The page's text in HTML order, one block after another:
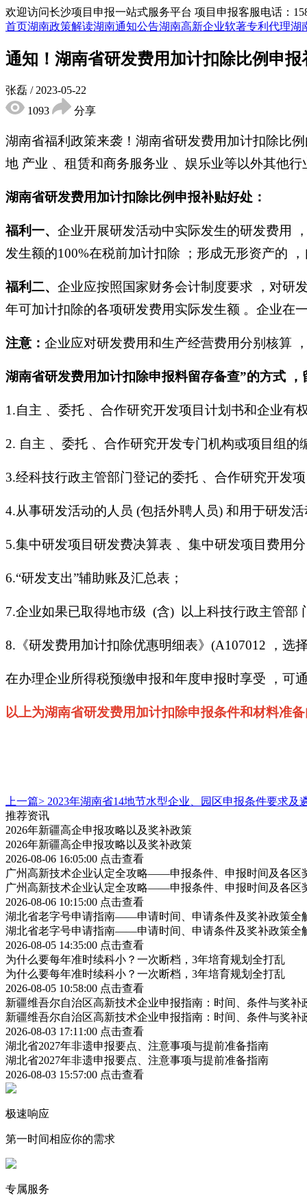
欢迎访问长沙项目申报一站式服务平台 项目申报客服电话：
首页湖南政策解读湖南通知公告湖南高新企业软著专利代理湖
通知！湖南省研发费用加计扣除比例申报
张磊 / 2023-05-22
1093
分享
湖南省福利政策来袭！湖南省研发费用加计扣除比
地 产业 、租赁和商务服务业 、娱乐业等以外其他
湖南省研发费用加计扣除比例申报补贴好处：
福利一、 企业开展研发活动中实际发生的研发费用
发生额的100%在税前加计扣除 ；形成无形资产的
福利二、 企业应按照国家财务会计制度要求 ，对研
年可加计扣除的各项研发费用实际发生额 。企业在
注意： 企业应对研发费用和生产经营费用分别核算
湖南省研发费用加计扣除申报料留存备查”的方式
1.自主 、委托 、合作研究开发项目计划书和企业有
2. 自主 、委托 、合作研究开发专门机构或项目组的
3.经科技行政主管部门登记的委托 、合作研究开发
4.从事研发活动的人员 (包括外聘人员) 和用于研发
5.集中研发项目研发费决算表 、集中研发项目费用
6.“研发支出”辅助账及汇总表；
7.企业如果已取得地市级 (含) 以上科技行政主管部
8.《研发费用加计扣除优惠明细表》(A107012 ，选
在办理企业所得税预缴申报和年度申报时享受 ，可
以上为湖南省研发费用加计扣除申报条件和材料准
上一篇> 2023年湖南省14地节水型企业、园区申报条件要求及
推荐资讯
2026年新疆高企申报攻略以及奖补政策
2026年新疆高企申报攻略以及奖补政策
2026-08-06 16:05:00 点击查看
广州高新技术企业认定全攻略——申报条件、申报时间及各区
广州高新技术企业认定全攻略——申报条件、申报时间及各区
2026-08-06 10:15:00 点击查看
湖北省老字号申请指南——申请时间、申请条件及奖补政策全
湖北省老字号申请指南——申请时间、申请条件及奖补政策全
2026-08-05 14:35:00 点击查看
为什么要每年准时续科小？一次断档，3年培育规划全打乱
为什么要每年准时续科小？一次断档，3年培育规划全打乱
2026-08-05 10:58:00 点击查看
新疆维吾尔自治区高新技术企业申报指南：时间、条件与奖补
新疆维吾尔自治区高新技术企业申报指南：时间、条件与奖补
2026-08-03 17:11:00 点击查看
湖北省2027年非遗申报要点、注意事项与提前准备指南
湖北省2027年非遗申报要点、注意事项与提前准备指南
2026-08-03 15:57:00 点击查看
极速响应
第一时间相应你的需求
专属服务